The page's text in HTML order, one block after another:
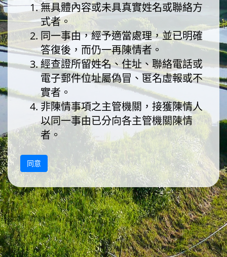
無具體內容或未具真實姓名或聯絡方
式者。
同一事由，經予適當處理，並已明確
答復後，而仍一再陳情者。
經查證所留姓名、住址、聯絡電話或
電子郵件位址屬偽冒、匿名虛報或不
實者。
非陳情事項之主管機關，接獲陳情人
以同一事由已分向各主管機關陳情
者。
<